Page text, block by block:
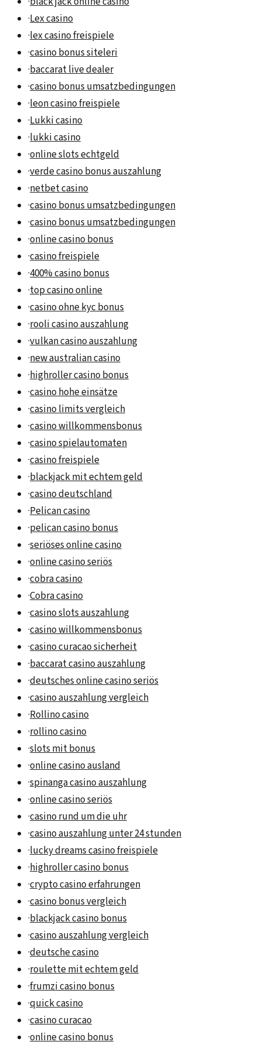
·Lex casino
·lex casino freispiele
·casino bonus siteleri
·baccarat live dealer
·casino bonus umsatzbedingungen
·leon casino freispiele
·Lukki casino
·lukki casino
·online slots echtgeld
·verde casino bonus auszahlung
·netbet casino
·casino bonus umsatzbedingungen
·casino bonus umsatzbedingungen
·online casino bonus
·casino freispiele
·400% casino bonus
·top casino online
·casino ohne kyc bonus
·rooli casino auszahlung
·vulkan casino auszahlung
·new australian casino
·highroller casino bonus
·casino hohe einsätze
·casino limits vergleich
·casino willkommensbonus
·casino spielautomaten
·casino freispiele
·blackjack mit echtem geld
·casino deutschland
·Pelican casino
·pelican casino bonus
·seriöses online casino
·online casino seriös
·cobra casino
·Cobra casino
·casino slots auszahlung
·casino willkommensbonus
·casino curacao sicherheit
·baccarat casino auszahlung
·deutsches online casino seriös
·casino auszahlung vergleich
·Rollino casino
·rollino casino
·slots mit bonus
·online casino ausland
·spinanga casino auszahlung
·online casino seriös
·casino rund um die uhr
·casino auszahlung unter 24 stunden
·lucky dreams casino freispiele
·highroller casino bonus
·crypto casino erfahrungen
·casino bonus vergleich
·blackjack casino bonus
·casino auszahlung vergleich
·deutsche casino
·roulette mit echtem geld
·frumzi casino bonus
·quick casino
·casino curacao
·online casino bonus